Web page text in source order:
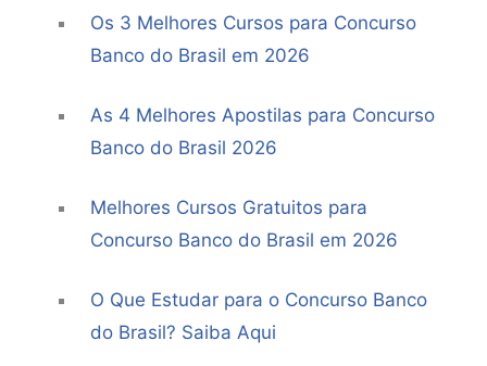
Os 3 Melhores Cursos para Concurso
Banco do Brasil em 2026
As 4 Melhores Apostilas para Concurso
Banco do Brasil 2026
Melhores Cursos Gratuitos para
Concurso Banco do Brasil em 2026
O Que Estudar para o Concurso Banco
do Brasil? Saiba Aqui